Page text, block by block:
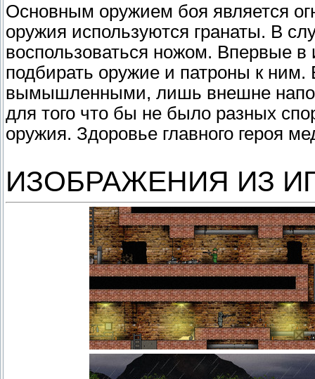
Основным оружием боя является
оружия используются гранаты. В
воспользоваться ножом. Впервые в
подбирать оружие и патроны к
вымышленными, лишь внешне
для того что бы не было разных
оружия. Здоровье главного героя
ИЗОБРАЖЕНИЯ ИЗ